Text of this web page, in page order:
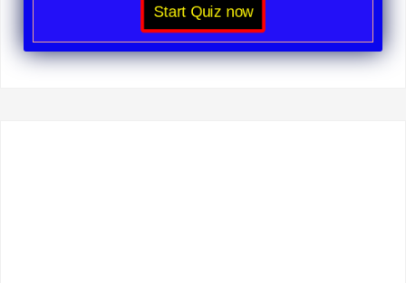
Start Quiz now